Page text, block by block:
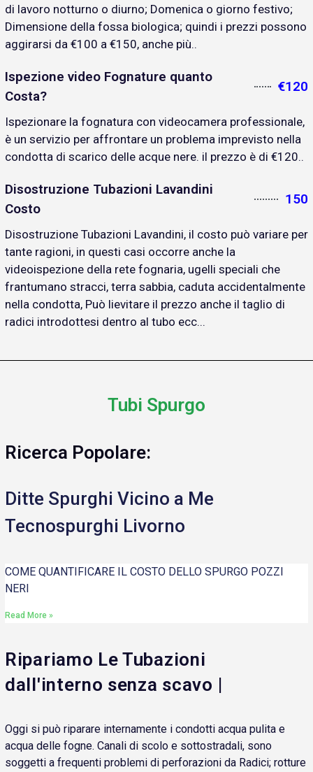
di lavoro notturno o diurno; Domenica o giorno festivo;
Dimensione della fossa biologica; quindi i prezzi possono
aggirarsi da €100 a €150, anche più..
Ispezione video Fognature quanto
Costa?
€120
Ispezionare la fognatura con videocamera professionale,
è un servizio per affrontare un problema imprevisto nella
condotta di scarico delle acque nere. il prezzo è di €120..
Disostruzione Tubazioni Lavandini
Costo
150
Disostruzione Tubazioni Lavandini, il costo può variare per
tante ragioni, in questi casi occorre anche la
videoispezione della rete fognaria, ugelli speciali che
frantumano stracci, terra sabbia, caduta accidentalmente
nella condotta, Può lievitare il prezzo anche il taglio di
radici introdottesi dentro al tubo ecc...
Tubi Spurgo
Ricerca Popolare:
Ditte Spurghi Vicino a Me
Tecnospurghi Livorno
COME QUANTIFICARE IL COSTO DELLO SPURGO POZZI
NERI
Read More »
Ripariamo Le Tubazioni
dall'interno senza scavo |
Oggi si può riparare internamente i condotti acqua pulita e
acqua delle fogne. Canali di scolo e sottostradali, sono
soggetti a frequenti problemi di perforazioni da Radici; rotture